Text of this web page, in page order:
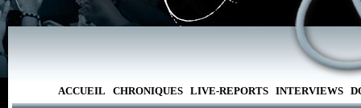
ACCUEIL CHRONIQUES LIVE-REPORTS INTERVIEWS